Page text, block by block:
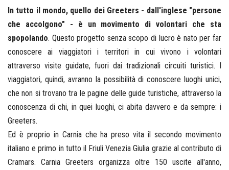
In tutto il mondo, quello dei Greeters - dall'inglese "persone
che accolgono" - è un movimento di volontari che sta
spopolando. Questo progetto senza scopo di lucro è nato per far
conoscere ai viaggiatori i territori in cui vivono i volontari
attraverso visite guidate, fuori dai tradizionali circuiti turistici. I
viaggiatori, quindi, avranno la possibilità di conoscere luoghi unici,
che non si trovano tra le pagine delle guide turistiche, attraverso la
conoscenza di chi, in quei luoghi, ci abita davvero e da sempre: i
Greeters.
Ed è proprio in Carnia che ha preso vita il secondo movimento
italiano e primo in tutto il Friuli Venezia Giulia grazie al contributo di
Cramars. Carnia Greeters organizza oltre 150 uscite all'anno,